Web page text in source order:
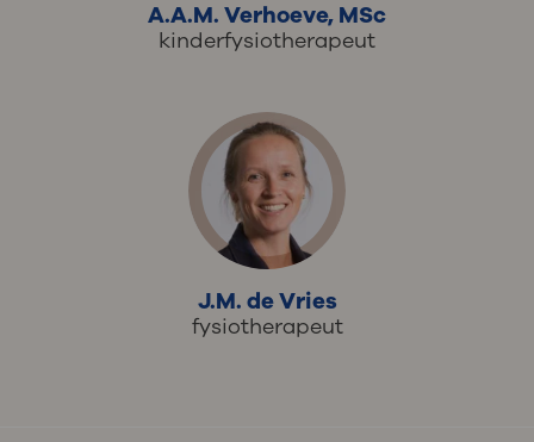
A.A.M. Verhoeve, MSc
kinderfysiotherapeut
J.M. de Vries
fysiotherapeut